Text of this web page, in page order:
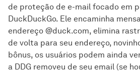
de proteção de e-mail focado em
DuckDuckGo. Ele encaminha
endereço @duck.com, elimina
de volta para seu endereço,
bônus, os usuários podem ainda
a DDG removeu de seu email (se